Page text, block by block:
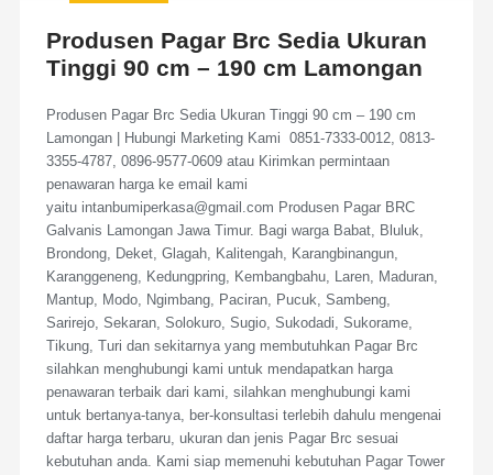
Produsen Pagar Brc Sedia Ukuran
Tinggi 90 cm – 190 cm Lamongan
Produsen Pagar Brc Sedia Ukuran Tinggi 90 cm – 190 cm
Lamongan | Hubungi Marketing Kami 0851-7333-0012, 0813-
3355-4787, 0896-9577-0609 atau Kirimkan permintaan
penawaran harga ke email kami
yaitu intanbumiperkasa@gmail.com Produsen Pagar BRC
Galvanis Lamongan Jawa Timur. Bagi warga Babat, Bluluk,
Brondong, Deket, Glagah, Kalitengah, Karangbinangun,
Karanggeneng, Kedungpring, Kembangbahu, Laren, Maduran,
Mantup, Modo, Ngimbang, Paciran, Pucuk, Sambeng,
Sarirejo, Sekaran, Solokuro, Sugio, Sukodadi, Sukorame,
Tikung, Turi dan sekitarnya yang membutuhkan Pagar Brc
silahkan menghubungi kami untuk mendapatkan harga
penawaran terbaik dari kami, silahkan menghubungi kami
untuk bertanya-tanya, ber-konsultasi terlebih dahulu mengenai
daftar harga terbaru, ukuran dan jenis Pagar Brc sesuai
kebutuhan anda. Kami siap memenuhi kebutuhan Pagar Tower